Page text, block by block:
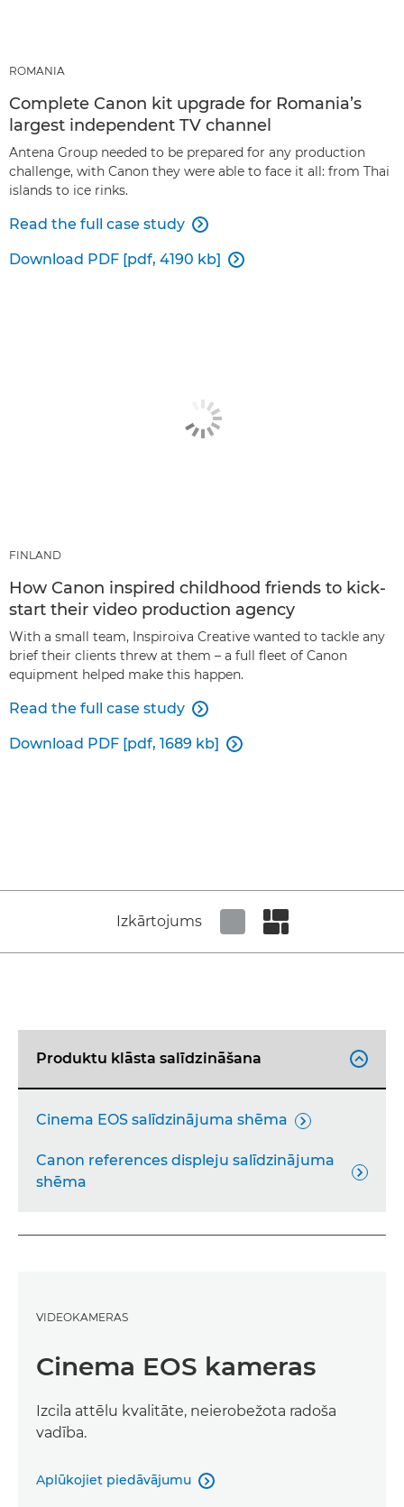
ROMANIA
Complete Canon kit upgrade for Romania’s
largest independent TV channel
Antena Group needed to be prepared for any production
challenge, with Canon they were able to face it all: from Thai
islands to ice rinks.
Read the full case study 
Download PDF [pdf, 4190 kb] 
FINLAND
How Canon inspired childhood friends to kick-
start their video production agency
With a small team, Inspiroiva Creative wanted to tackle any
brief their clients threw at them – a full fleet of Canon
equipment helped make this happen.
Read the full case study 
Download PDF [pdf, 1689 kb] 
Izkārtojums
Produktu klāsta salīdzināšana 
Cinema EOS salīdzinājuma shēma 
Canon references displeju salīdzinājuma
shēma

VIDEOKAMERAS
Cinema EOS kameras
Izcila attēlu kvalitāte, neierobežota radoša
vadība.
Aplūkojiet piedāvājumu 